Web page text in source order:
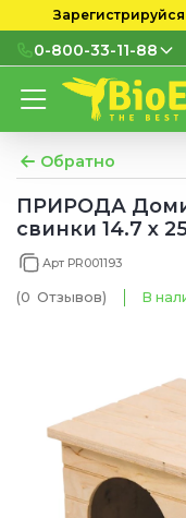
0-800-33-11-88
0-800-33-11-88
мобильных номеров
(097) 133 11 88
(095) 133 11 88
Обратно
ПРИРОДА
свинки 14.7 x
Арт PR001193
(0 Отзывов) В